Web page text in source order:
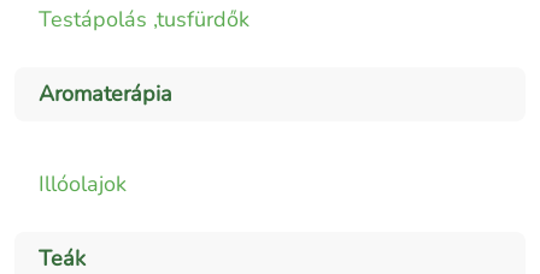
Testápolás ,tusfürdők
Aromaterápia
Illóolajok
Teák